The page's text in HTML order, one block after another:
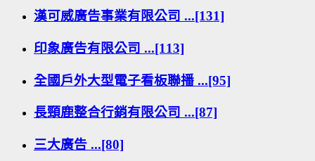
漢可威廣告事業有限公司 ...[131]
印象廣告有限公司 ...[113]
全國戶外大型電子看板聯播 ...[95]
長頸鹿整合行銷有限公司 ...[87]
三大廣告 ...[80]